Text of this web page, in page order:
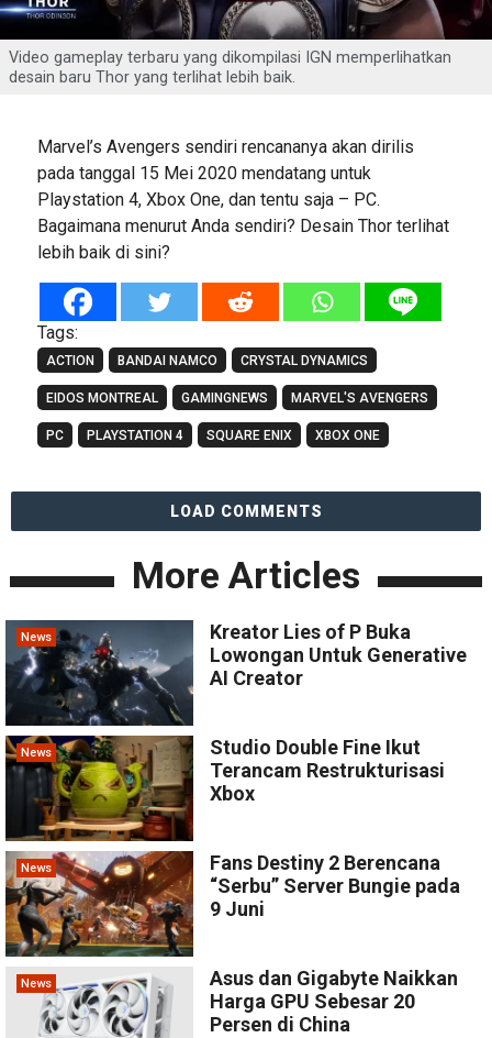
Video gameplay terbaru yang dikompilasi IGN memperlihatkan
desain baru Thor yang terlihat lebih baik.
Marvel’s Avengers sendiri rencananya akan dirilis
pada tanggal 15 Mei 2020 mendatang untuk
Playstation 4, Xbox One, dan tentu saja – PC.
Bagaimana menurut Anda sendiri? Desain Thor terlihat
lebih baik di sini?
Tags:
ACTION BANDAI NAMCO CRYSTAL DYNAMICS
EIDOS MONTREAL GAMINGNEWS MARVEL'S AVENGERS
PC PLAYSTATION 4 SQUARE ENIX XBOX ONE
LOAD COMMENTS
More Articles
News
Kreator Lies of P Buka
Lowongan Untuk Generative
AI Creator
News
Studio Double Fine Ikut
Terancam Restrukturisasi
Xbox
News
Fans Destiny 2 Berencana
“Serbu” Server Bungie pada
9 Juni
News
Asus dan Gigabyte Naikkan
Harga GPU Sebesar 20
Persen di China